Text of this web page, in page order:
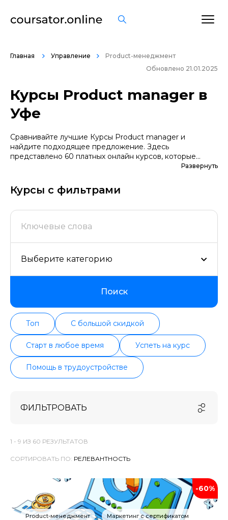
Главная Управление
Product-менеджмент
Обновлено 21.01.2025
Курсы Product manager в
Уфе
Сравнивайте лучшие Курсы Product manager и
найдите подходящее предложение. Здесь
представлено 60 платных онлайн курсов, которые
помогут вам стать грамотными специалистами. А если
попробуйте бесплатные варианты. Большой выбор
обучающих программ по цене, продолжительности,
поддерживаем информацию о всех курсах
проверенных школ в актуальном состоянии.
Развернуть
Курсы с фильтрами
Выберите категорию
Поиск
Топ С большой скидкой
Старт в любое время Успеть на курс
Помощь в трудоустройстве
ФИЛЬТРОВАТЬ
1 - 9 ИЗ 60 РЕЗУЛЬТАТОВ
СОРТИРОВАТЬ ПО:
-60%
Product-менеджмент Маркетинг с сертификатом